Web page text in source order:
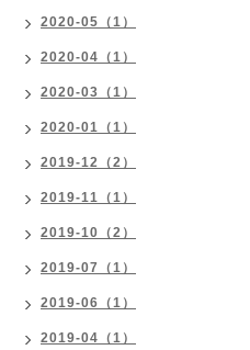
2020-05（1）
2020-04（1）
2020-03（1）
2020-01（1）
2019-12（2）
2019-11（1）
2019-10（2）
2019-07（1）
2019-06（1）
2019-04（1）